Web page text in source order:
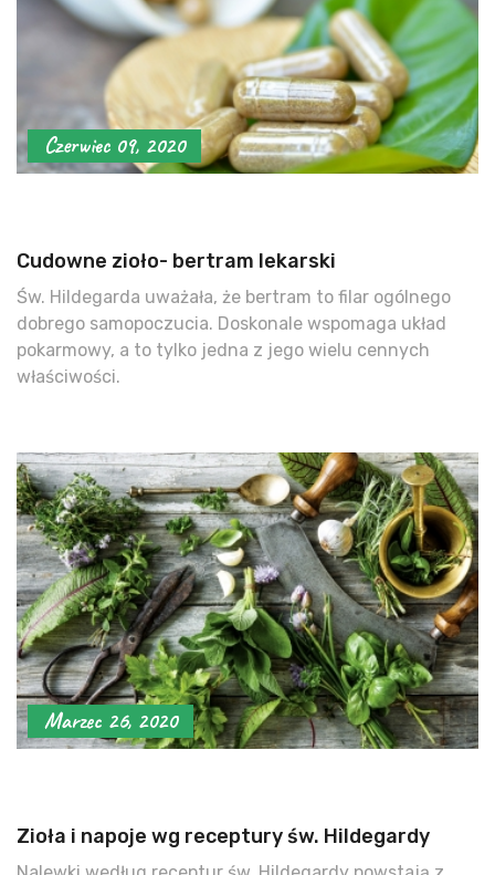
Czerwiec 09, 2020
Cudowne zioło- bertram lekarski
Św. Hildegarda uważała, że bertram to filar ogólnego
dobrego samopoczucia. Doskonale wspomaga układ
pokarmowy, a to tylko jedna z jego wielu cennych
właściwości.
Marzec 26, 2020
Zioła i napoje wg receptury św. Hildegardy